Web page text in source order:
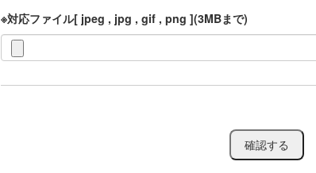
※対応ファイル[ jpeg , jpg , gif , png ](3MBまで)